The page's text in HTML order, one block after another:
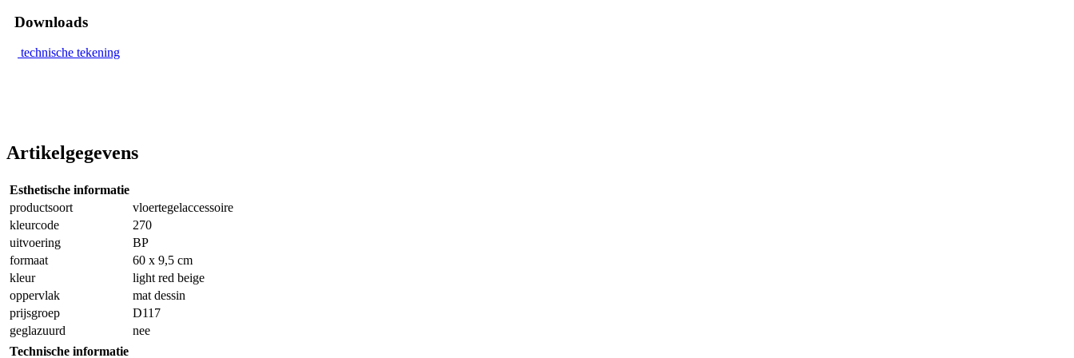
Downloads
technische tekening
Artikelgegevens
Esthetische informatie
productsoort
vloertegelaccessoire
kleurcode
270
uitvoering
BP
formaat
60 x 9,5 cm
kleur
light red beige
oppervlak
mat dessin
prijsgroep
D117
geglazuurd
nee
Technische informatie